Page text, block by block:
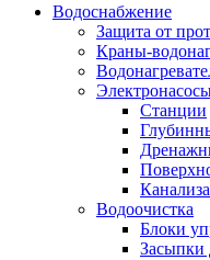
Строительные товары
Все для бани
Водоснабжение
Защита от
Краны-
Станции
Водоочистка
Блоки
Засыпки